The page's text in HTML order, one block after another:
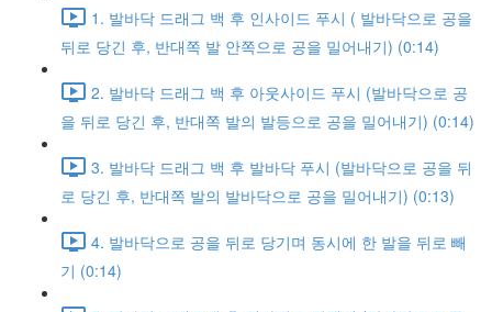
1. 발바닥 드래그 백 후 인사이드 푸시 ( 발바닥으로 공을
뒤로 당긴 후, 반대쪽 발 안쪽으로 공을 밀어내기) (0:14)
2. 발바닥 드래그 백 후 아웃사이드 푸시 (발바닥으로 공
을 뒤로 당긴 후, 반대쪽 발의 발등으로 공을 밀어내기) (0:14)
3. 발바닥 드래그 백 후 발바닥 푸시 (발바닥으로 공을 뒤
로 당긴 후, 반대쪽 발의 발바닥으로 공을 밀어내기) (0:13)
4. 발바닥으로 공을 뒤로 당기며 동시에 한 발을 뒤로 빼
기 (0:14)